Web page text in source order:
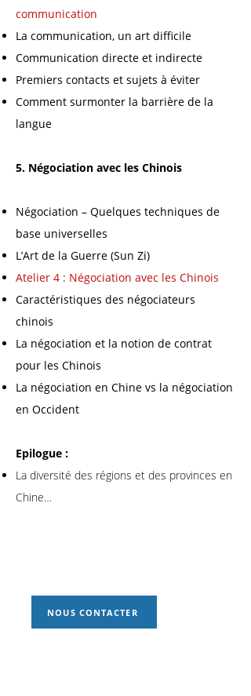
communication
La communication, un art difficile
Communication directe et indirecte
Premiers contacts et sujets à éviter
Comment surmonter la barrière de la
langue
5. Négociation avec les Chinois
Négociation – Quelques techniques de
base universelles
L’Art de la Guerre (Sun Zi)
Atelier 4 : Négociation avec les Chinois
Caractéristiques des négociateurs
chinois
La négociation et la notion de contrat
pour les Chinois
La négociation en Chine vs la négociation
en Occident
Epilogue :
La diversité des régions et des provinces en
Chine…
NOUS CONTACTER